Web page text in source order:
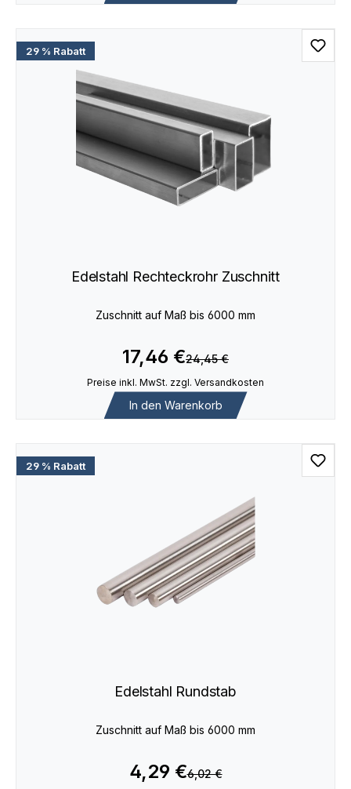
29 % Rabatt
Edelstahl Rechteckrohr Zuschnitt
Zuschnitt auf Maß bis 6000 mm
17,46 €24,45 €
Preise inkl. MwSt. zzgl. Versandkosten
In den Warenkorb
29 % Rabatt
Edelstahl Rundstab
Zuschnitt auf Maß bis 6000 mm
4,29 €6,02 €